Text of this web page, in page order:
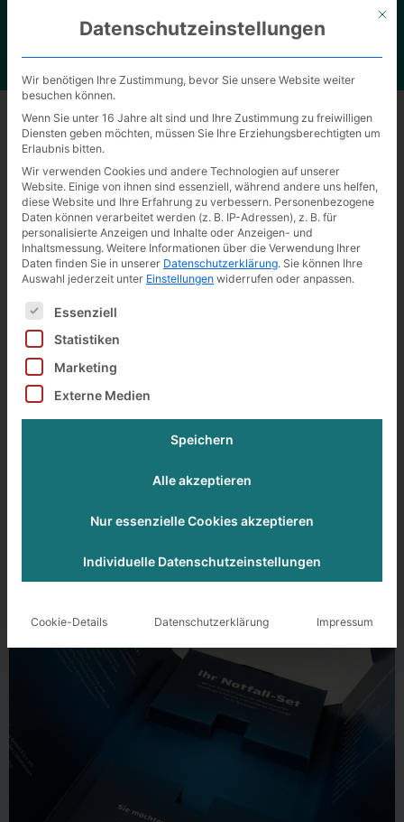
Drucken Faltschachtel kleben
Kaschieren
All
Mit
Datenschutzeinstellungen
Wir benötigen Ihre Zustimmung, bevor Sie unsere Website weiter
besuchen können.
Wenn Sie unter 16 Jahre alt sind und Ihre Zustimmung zu freiwilligen
Diensten geben möchten, müssen Sie Ihre Erziehungsberechtigten um
Erlaubnis bitten.
Wir verwenden Cookies und andere Technologien auf unserer
Website. Einige von ihnen sind essenziell, während andere uns helfen,
diese Website und Ihre Erfahrung zu verbessern. Personenbezogene
Daten können verarbeitet werden (z. B. IP-Adressen), z. B. für
personalisierte Anzeigen und Inhalte oder Anzeigen- und
Inhaltsmessung. Weitere Informationen über die Verwendung Ihrer
Daten finden Sie in unserer Datenschutzerklärung. Sie können Ihre
Auswahl jederzeit unter Einstellungen widerrufen oder anpassen.
Es folgt eine Liste der Service-Gruppen, für die eine
Essenziell
Statistiken
Marketing
Externe Medien
Speichern
Alle akzeptieren
Nur essenzielle Cookies akzeptieren
Individuelle Datenschutzeinstellungen
Cookie-Details Datenschutzerklärung Impressum